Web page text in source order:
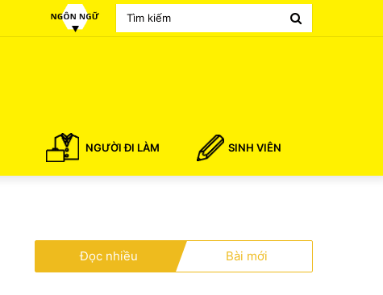
NGƯỜI ĐI LÀM SINH VIÊN
Đọc nhiều Bài mới